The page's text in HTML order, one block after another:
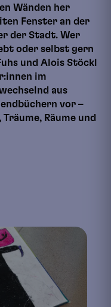
Wänden her
Fenster an der
der Stadt. Wer
oder selbst gern
und Alois Stöckl
im
aus
vor –
Räume und